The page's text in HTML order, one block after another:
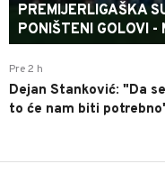
PREMIJERLIGAŠKA
PONIŠTENI GOLOVI -
Pre 2 h
Dejan Stanković: "Da
to će nam biti